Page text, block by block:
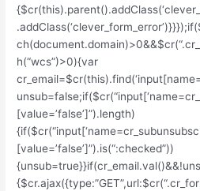
h(“wcs”)>0){var
[value=’false’]”).length)
[value=’false’]”).is(“:checked”))